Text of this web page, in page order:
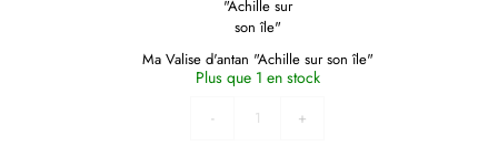
Ma Valise d'antan "Achille sur son île"
Plus que 1 en stock
- +